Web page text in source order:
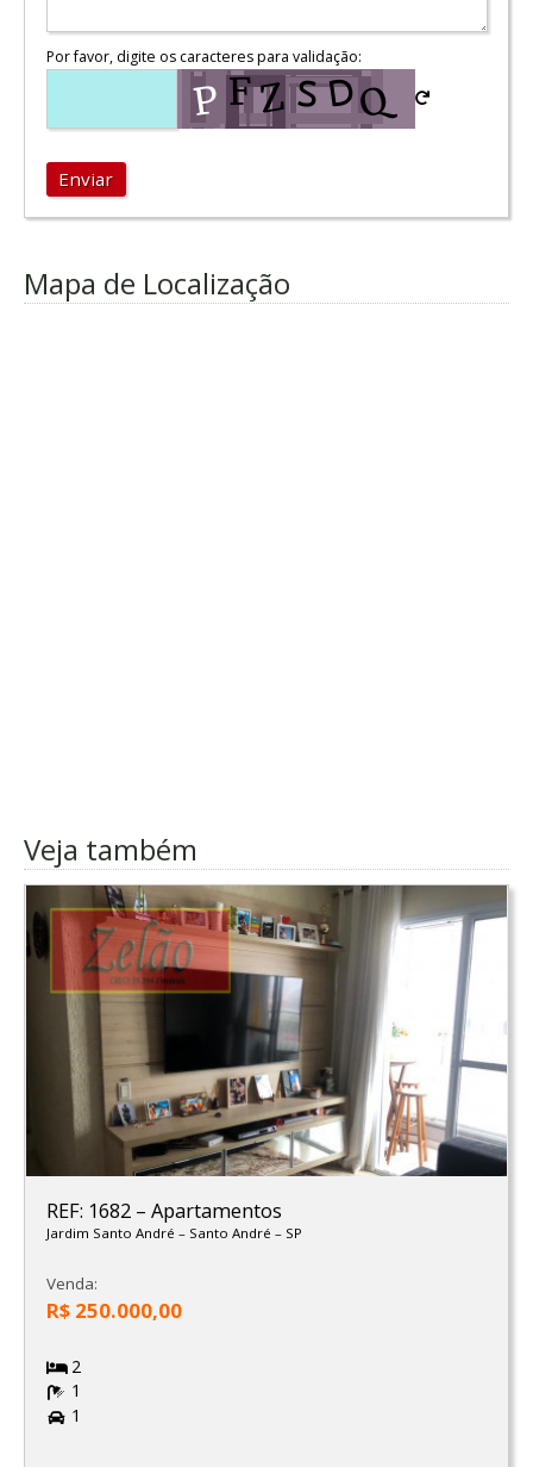
Por favor, digite os caracteres para validação:
Enviar
Mapa de Localização
Veja também
REF: 1682 – Apartamentos
Jardim Santo André – Santo André – SP
Venda:
R$ 250.000,00
2
1
1